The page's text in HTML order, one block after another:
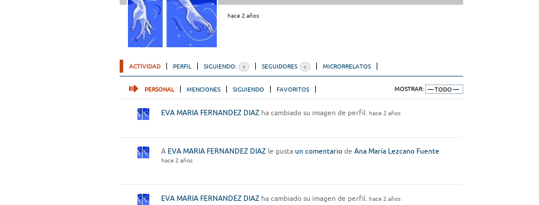
hace 2 años
ACTIVIDAD PERFIL SIGUIENDO: 0 SEGUIDORES 0 MICRORRELATOS
PERSONAL MENCIONES SIGUIENDO FAVORITOS MOSTRAR:
EVA MARIA FERNANDEZ DIAZ ha cambiado su imagen de perfil. hace 2 años
A EVA MARIA FERNANDEZ DIAZ le gusta un comentario de Ana María Lezcano Fuente
hace 2 años
EVA MARIA FERNANDEZ DIAZ ha cambiado su imagen de perfil. hace 2 años